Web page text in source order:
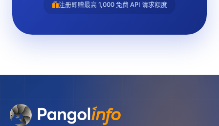
注册即赠最高 1,000 免费 API 请求额度